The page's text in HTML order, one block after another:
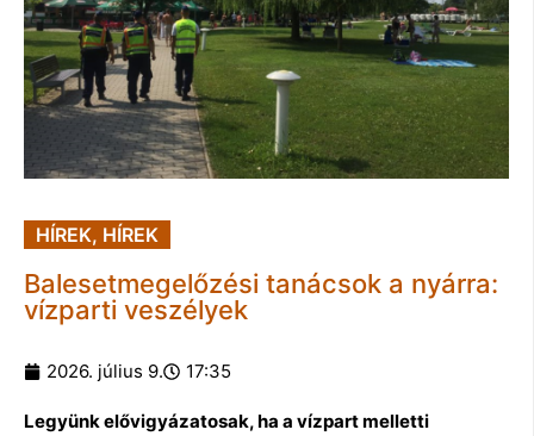
HÍREK, HÍREK
Balesetmegelőzési tanácsok a nyárra:
vízparti veszélyek
2026. július 9. 17:35
Legyünk elővigyázatosak, ha a vízpart melletti